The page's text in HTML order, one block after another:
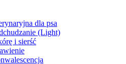
dla psa
(Light)
i sierść